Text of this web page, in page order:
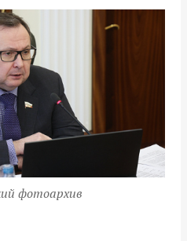
фотоархив